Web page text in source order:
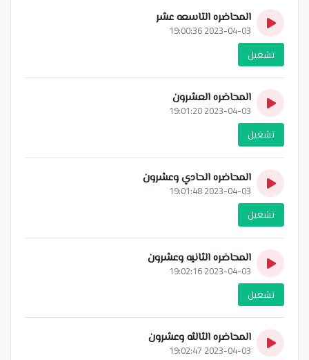
المحاضره التاسعه عشر
2023-04-03 19:00:36
تشغيل
المحاضره العشرون
2023-04-03 19:01:20
تشغيل
المحاضره الحادي وعشرون
2023-04-03 19:01:48
تشغيل
المحاضره الثانيه وعشرون
2023-04-03 19:02:16
تشغيل
المحاضره الثالثه وعشرون
2023-04-03 19:02:47